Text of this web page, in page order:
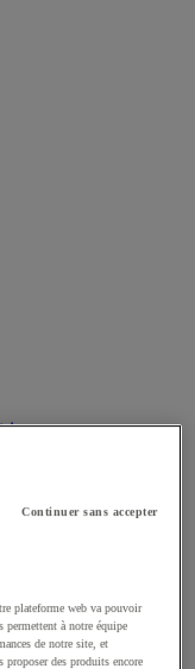
Continuer sans accepter
plateforme web va pouvoir
permettent à notre équipe
de notre site, et
proposer des produits encore